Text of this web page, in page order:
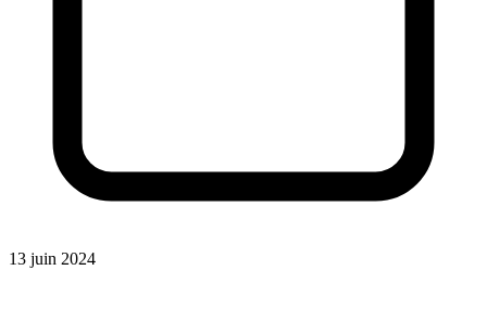
13 juin 2024